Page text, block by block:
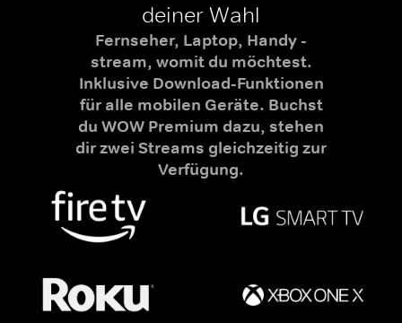
deiner Wahl
Fernseher, Laptop, Handy -
stream, womit du möchtest.
Inklusive Download-Funktionen
für alle mobilen Geräte. Buchst
du WOW Premium dazu, stehen
dir zwei Streams gleichzeitig zur
Verfügung.